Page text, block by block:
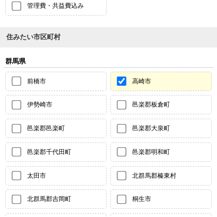
管理費・共益費込み
住みたい市区町村
群馬県
前橋市 高崎市
伊勢崎市 邑楽郡板倉町
邑楽郡邑楽町 邑楽郡大泉町
邑楽郡千代田町 邑楽郡明和町
太田市 北群馬郡榛東村
北群馬郡吉岡町 桐生市